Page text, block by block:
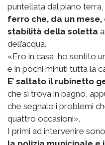
puntellata dal piano
ferro che, da un
stabilità della soletta
dell’acqua.
«Ero in casa, ho sentito
e in pochi minuti tutta la
E’ saltato il rubinetto
che si trova in bagno,
che segnalo i problemi
quattro occasioni».
I primi ad intervenire